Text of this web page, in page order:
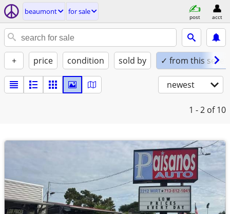
beaumont for sale
post acct
+ price condition sold by ✓ from this seller
newest
1 - 2 of 10